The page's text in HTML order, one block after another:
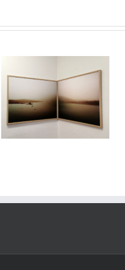
Le Murmure des Égarés /
des Photographes Voyageurs
/ Paris Novembre-décembre
2024